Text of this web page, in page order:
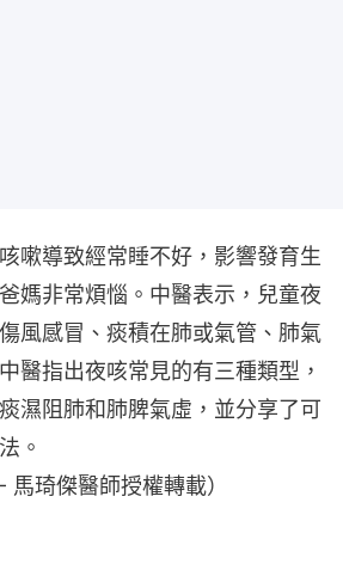
嗽導致經常睡不好，影響發育生
媽非常煩惱。中醫表示，兒童夜
風感冒、痰積在肺或氣管、肺氣
醫指出夜咳常見的有三種類型，
濕阻肺和肺脾氣虛，並分享了可
。
馬琦傑醫師授權轉載）